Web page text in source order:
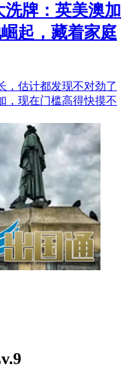
洗牌：英美澳加
起，藏着家庭
，估计都发现不对劲了
现在门槛高得快摸不